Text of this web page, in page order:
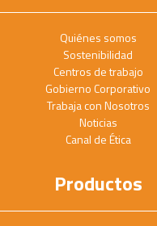
Quiénes somos
Sostenibilidad
Centros de trabajo
Gobierno Corporativo
Trabaja con Nosotros
Noticias
Canal de Ética
Productos